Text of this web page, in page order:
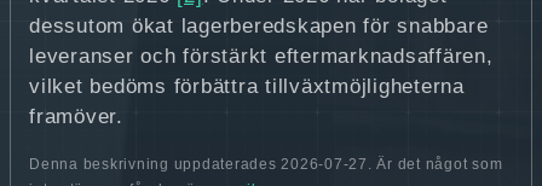
dessutom ökat lagerberedskapen för snabbare
leveranser och förstärkt eftermarknadsaffären,
vilket bedöms förbättra tillväxtmöjligheterna
framöver.
Denna beskrivning uppdaterades 2026-07-27. Är det något som